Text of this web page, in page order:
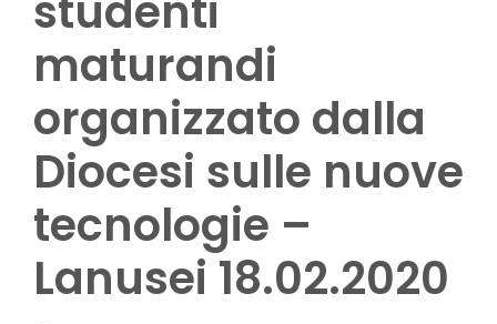
studenti
maturandi
organizzato dalla
Diocesi sulle nuove
tecnologie –
Lanusei 18.02.2020